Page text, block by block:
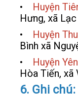
•
Huyện
Hưng, xã
•
Huyện
Bình xã
•
Huyện
Hòa Tiến, xã
6. Ghi chú: